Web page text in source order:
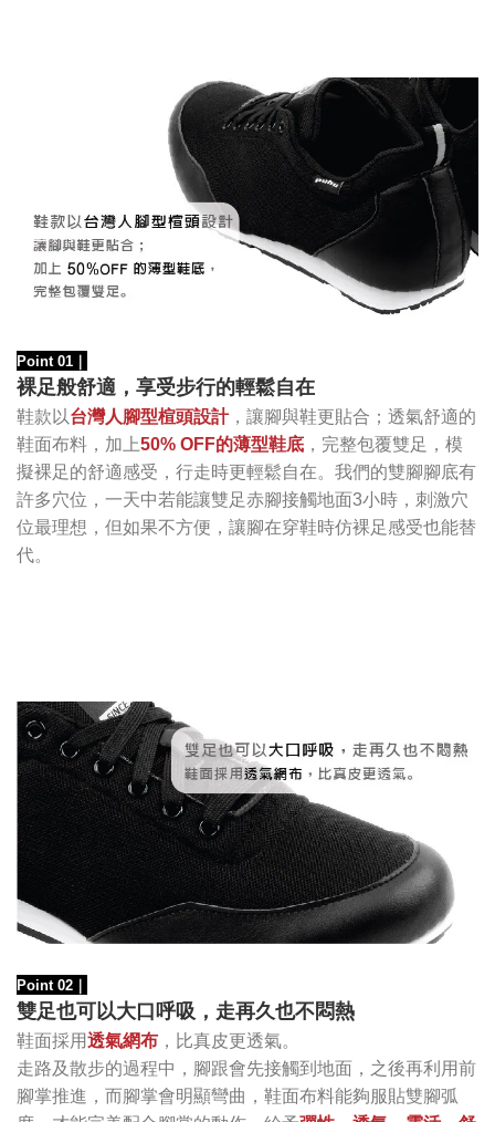
Point 01
裸足般舒適，享受步行的輕鬆自在
鞋款以台灣人腳型楦頭設計，讓腳與鞋更貼合；透氣舒適的
鞋面布料，加上50% OFF的薄型鞋底 ，完整包覆雙足，模
擬裸足的舒適感受，行走時更輕鬆自在。我們的雙腳腳底有
許多穴位，一天中若能讓雙足赤腳接觸地面3小時，刺激穴
位最理想，但如果不方便，讓腳在穿鞋時仿裸足感受也能替
代。
Point 02
雙足也可以大口呼吸，走再久也不悶熱
鞋面採用透氣網布 ，比真皮更透氣。
走路及散步的過程中，腳跟會先接觸到地面，之後再利用前
腳掌推進，而腳掌會明顯彎曲，鞋面布料能夠服貼雙腳弧